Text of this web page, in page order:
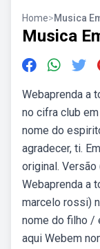
Home>Musica
Musica
Webaprenda a
no cifra club
nome do
agradecer, ti.
original.
Webaprenda a
marcelo rossi)
nome do filho /
aqui Webem